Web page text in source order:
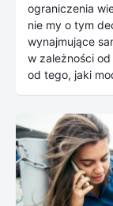
ograniczenia
nie my o tym
wynajmujące
w zależności
od tego, jaki